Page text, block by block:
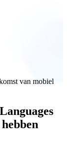
van mobiel